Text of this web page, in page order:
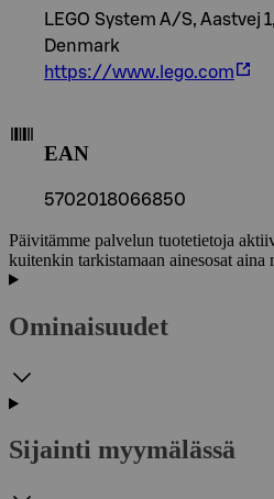
LEGO System A/S, Aastvej
Denmark
https://www.lego.com
EAN
5702018066850
Päivitämme palvelun tuotetietoja
kuitenkin tarkistamaan ainesosat aina
Ominaisuudet
Sijainti myymälässä